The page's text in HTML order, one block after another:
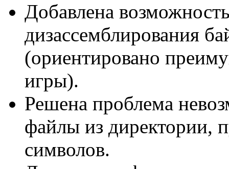
Добавлена
дизассемблирования
(ориентировано
игры).
Решена проблема
файлы из директории,
символов.